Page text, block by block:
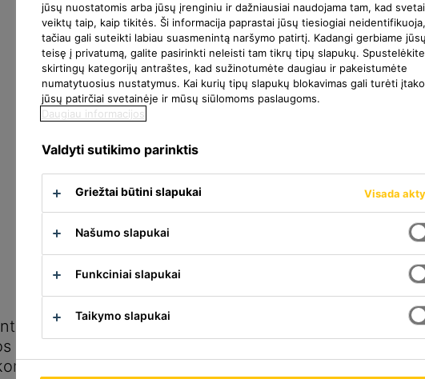
savaime besiplečiančios, skirtos
geru sukibimu su įvairiais
izoliacinių bei gipso kartono
jūsų nuostatomis arba jūsų įrenginiu ir dažniausiai naudojama tam, kad
veiktų taip, kaip tikitės. Ši informacija paprastai jūsų tiesiogiai neidentifikuoja,
tačiau gali suteikti labiau suasmenintą naršymo patirtį. Kadangi gerbiame jūsų
teisę į privatumą, galite pasirinkti neleisti tam tikrų tipų slapukų. Spustelėkite
skirtingų kategorijų antraštes, kad sužinotumėte daugiau ir pakeistumėte
numatytuosius nustatymus. Kai kurių tipų slapukų blokavimas gali turėti
jūsų patirčiai svetainėje ir mūsų siūlomoms paslaugoms.
Daugiau informacijos
Valdyti sutikimo parinktis
Griežtai būtini slapukai Visada
Našumo slapukai
Funkciniai slapukai
Taikymo slapukai